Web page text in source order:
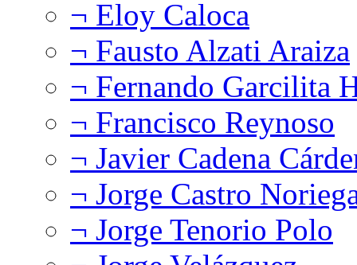
¬ Eloy Caloca
¬ Fausto Alzati Araiza
¬ Fernando Garcilita
¬ Francisco Reynoso
¬ Javier Cadena
¬ Jorge Castro
¬ Jorge Tenorio Polo